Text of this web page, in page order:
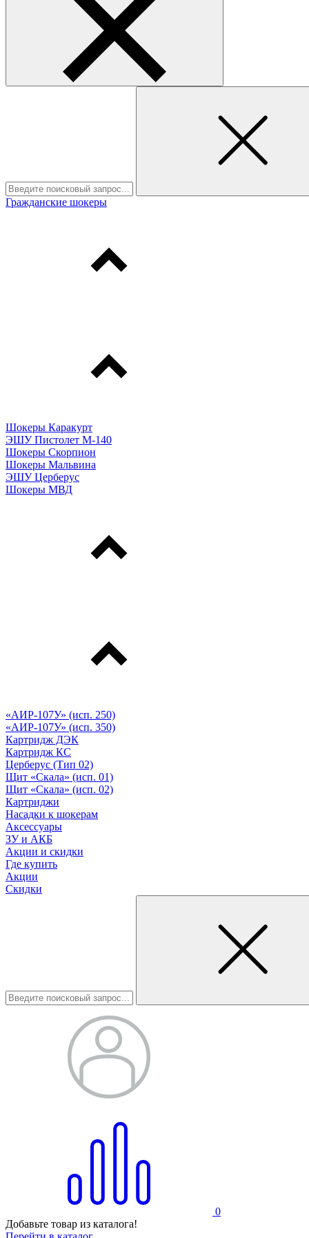
Гражданские шокеры
Шокеры Каракурт
ЭШУ Пистолет М-140
Шокеры Скорпион
Шокеры Мальвина
ЭШУ Церберус
Шокеры МВД
«АИР-107У» (исп. 250)
«АИР-107У» (исп. 350)
Картридж ДЭК
Картридж КС
Церберус (Тип 02)
Щит «Скала» (исп. 01)
Щит «Скала» (исп. 02)
Картриджи
Насадки к шокерам
Аксессуары
ЗУ и АКБ
Акции и скидки
Где купить
Акции
Скидки
0
Добавьте товар из каталога!